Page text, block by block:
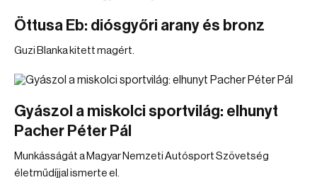
Öttusa Eb: diósgyőri arany és bronz
Guzi Blanka kitett magért.
Gyászol a miskolci sportvilág: elhunyt
Pacher Péter Pál
Munkásságát a Magyar Nemzeti Autósport Szövetség
életműdíjjal ismerte el.